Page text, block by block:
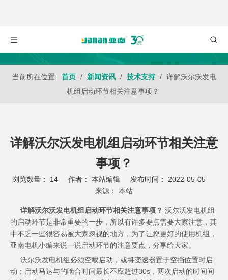
当前所在位置: 首页 / 新闻资讯 / 技术支持 / 详解沃尔沃发电
机组启动环节相关注意事项？
详解沃尔沃发电机组启动环节相关注意
事项？
浏览数量： 14 作者： 本站编辑 发布时间： 2022-05-05
来源： 本站
["wechat","weibo","qzone","douban","email"]
详解沃尔沃发电机组启动环节相关注意事项？ 沃尔沃发电机组
的启动环节是非常重要的一步，所以有许多要点需要大家注意，其
中不乏一些很容易被大家忽视的地方，为了让您更好的使用机组，
亚南电机小编来说一说启动环节的注意要点，分享给大家。
沃尔沃发电机组必须空载启动，或将变速器置于空挡位置时启
动；启动马达与的啮合时间最长不应超过30s，两次启动的时间间